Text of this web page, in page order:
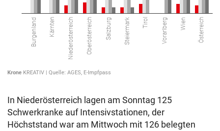
In Niederösterreich lagen am Sonntag 125
Schwerkranke auf Intensivstationen, der
Höchststand war am Mittwoch mit 126 belegten